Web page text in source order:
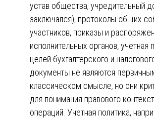
устав общества, учредительный
заключался), протоколы общих
участников, приказы и
исполнительных органов, учетная
целей бухгалтерского и
документы не являются
классическом смысле, но они
для понимания правового
операций. Учетная политика,